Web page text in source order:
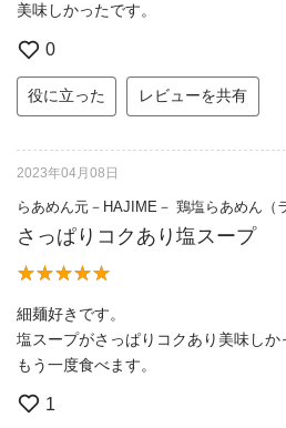
美味しかったです。
0
役に立った レビューを共有
2023年04月08日
らあめん元－HAJIME－ 鶏塩らあめん（
さっぱりコクあり塩スープ
細麺好きです。
塩スープがさっぱりコクあり美味しか
もう一度食べます。
1